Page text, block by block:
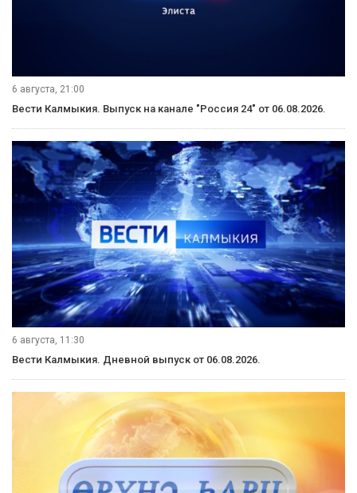
6 августа, 21:00
Вести Калмыкия. Выпуск на канале "Россия 24" от 06.08.2026.
6 августа, 11:30
Вести Калмыкия. Дневной выпуск от 06.08.2026.